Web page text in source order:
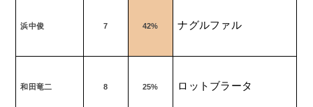
浜中俊 7 42% ナグルファル
和田竜二 8 25% ロットブラータ